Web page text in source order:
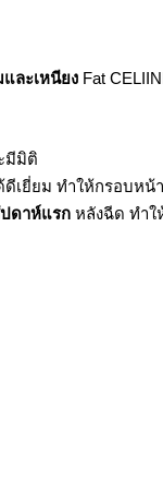
ละเหนียง Fat
มีมิติ
ดีเยี่ยม ทำให้กรอบห
ดาห์แรก หลังฉีด ทำใ